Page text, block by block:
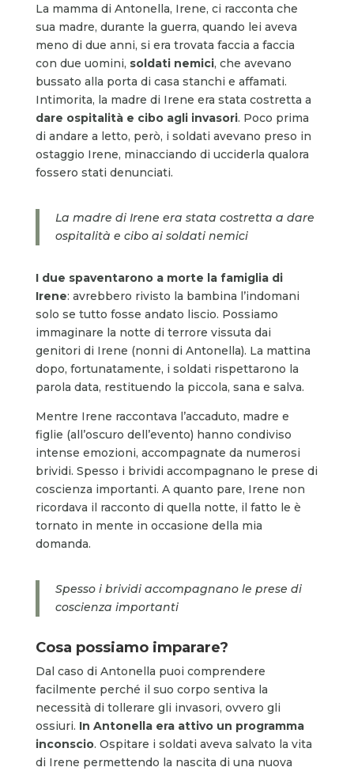
La mamma di Antonella, Irene, ci racconta che
sua madre, durante la guerra, quando lei aveva
meno di due anni, si era trovata faccia a faccia
con due uomini, soldati nemici, che avevano
bussato alla porta di casa stanchi e affamati.
Intimorita, la madre di Irene era stata costretta a
dare ospitalità e cibo agli invasori. Poco prima
di andare a letto, però, i soldati avevano preso in
ostaggio Irene, minacciando di ucciderla qualora
fossero stati denunciati.
La madre di Irene era stata costretta a dare
ospitalità e cibo ai soldati nemici
I due spaventarono a morte la famiglia di
Irene: avrebbero rivisto la bambina l’indomani
solo se tutto fosse andato liscio. Possiamo
immaginare la notte di terrore vissuta dai
genitori di Irene (nonni di Antonella). La mattina
dopo, fortunatamente, i soldati rispettarono la
parola data, restituendo la piccola, sana e salva.
Mentre Irene raccontava l’accaduto, madre e
figlie (all’oscuro dell’evento) hanno condiviso
intense emozioni, accompagnate da numerosi
brividi. Spesso i brividi accompagnano le prese di
coscienza importanti. A quanto pare, Irene non
ricordava il racconto di quella notte, il fatto le è
tornato in mente in occasione della mia
domanda.
Spesso i brividi accompagnano le prese di
coscienza importanti
Cosa possiamo imparare?
Dal caso di Antonella puoi comprendere
facilmente perché il suo corpo sentiva la
necessità di tollerare gli invasori, ovvero gli
ossiuri. In Antonella era attivo un programma
inconscio. Ospitare i soldati aveva salvato la vita
di Irene permettendo la nascita di una nuova